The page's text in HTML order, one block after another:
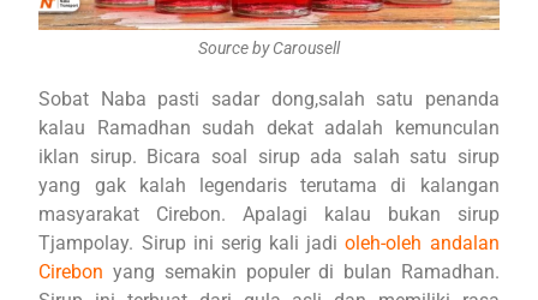
Source by Carousell
Sobat Naba pasti sadar dong,salah satu penanda
kalau Ramadhan sudah dekat adalah kemunculan
iklan sirup. Bicara soal sirup ada salah satu sirup
yang gak kalah legendaris terutama di kalangan
masyarakat Cirebon. Apalagi kalau bukan sirup
Tjampolay. Sirup ini serig kali jadioleh-oleh andalan
Cirebon yang semakin populer di bulan Ramadhan.